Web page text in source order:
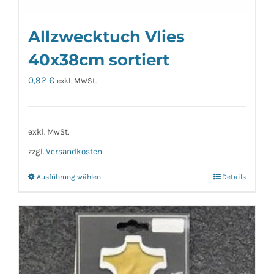
Allzwecktuch Vlies
40x38cm sortiert
0,92 € exkl. MWSt.
exkl. MwSt.
zzgl. Versandkosten
Ausführung wählenDieses
weist
mehrere
Varianten
auf.
Details